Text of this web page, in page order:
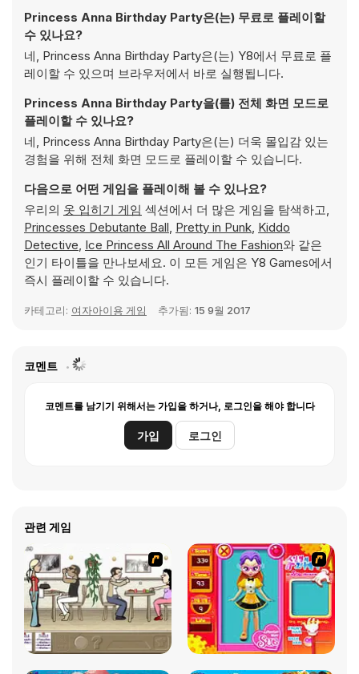
Princess Anna Birthday Party은(는) 무료로 플레이할
수 있나요?
네, Princess Anna Birthday Party은(는) Y8에서 무료로 플
레이할 수 있으며 브라우저에서 바로 실행됩니다.
Princess Anna Birthday Party을(를) 전체 화면 모드로
플레이할 수 있나요?
네, Princess Anna Birthday Party은(는) 더욱 몰입감 있는
경험을 위해 전체 화면 모드로 플레이할 수 있습니다.
다음으로 어떤 게임을 플레이해 볼 수 있나요?
우리의 옷 입히기 게임 섹션에서 더 많은 게임을 탐색하고,
Princesses Debutante Ball, Pretty in Punk, Kiddo
Detective, Ice Princess All Around The Fashion와 같은
인기 타이틀을 만나보세요. 이 모든 게임은 Y8 Games에서
즉시 플레이할 수 있습니다.
카테고리: 여자아이용 게임 추가됨: 15 9월 2017
코멘트
코멘트를 남기기 위해서는 가입을 하거나, 로그인을 해야 합니다
가입 로그인
관련 게임